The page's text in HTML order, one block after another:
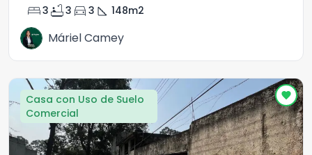
bed3 bathtub3 directions_car 3 square_foot 148m2
Máriel Camey
Casa con Uso de Suelo
Comercial